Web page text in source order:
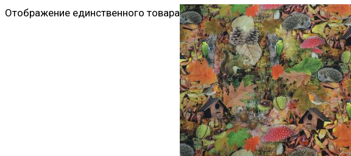
Отображение единственного товара